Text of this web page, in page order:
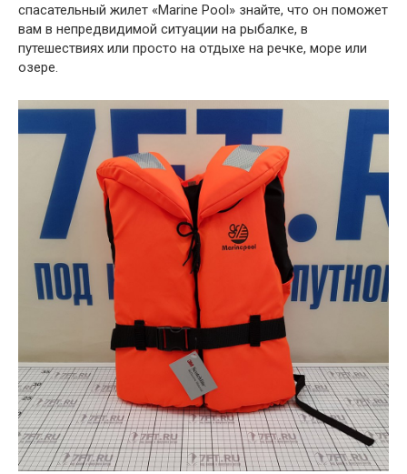
спасательный жилет «Marine Pool» знайте, что он поможет
вам в непредвидимой ситуации на рыбалке, в
путешествиях или просто на отдыхе на речке, море или
озере.